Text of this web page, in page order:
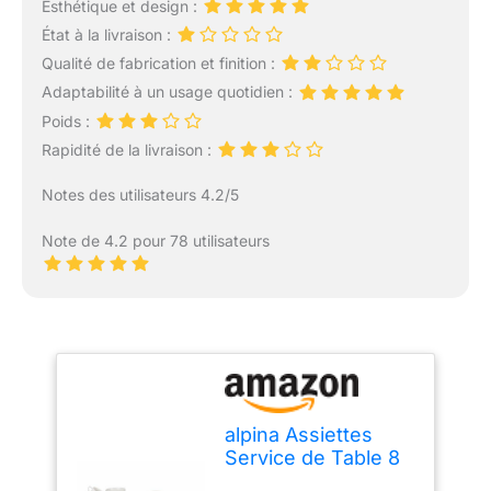
Esthétique et design :
État à la livraison :
Qualité de fabrication et finition :
Adaptabilité à un usage quotidien :
Poids :
Rapidité de la livraison :
Notes des utilisateurs 4.2/5
Note de 4.2 pour 78 utilisateurs
alpina Assiettes
Service de Table 8